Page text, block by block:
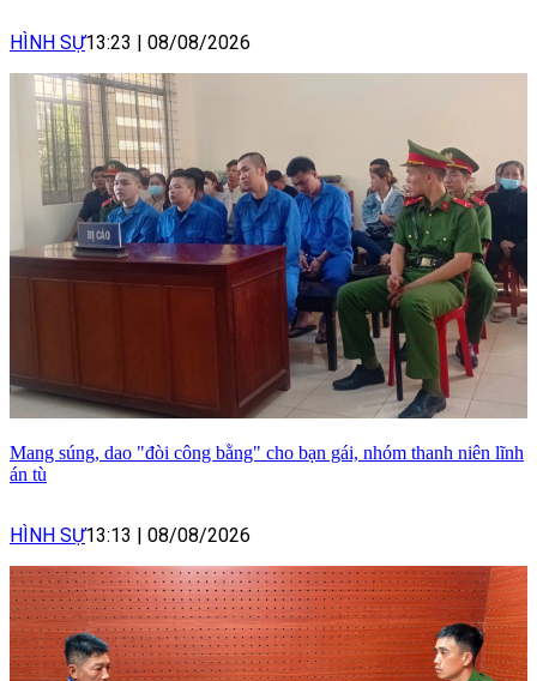
HÌNH SỰ13:23 | 08/08/2026
Mang súng, dao "đòi công bằng" cho bạn gái, nhóm thanh niên lĩnh
án tù
HÌNH SỰ13:13 | 08/08/2026